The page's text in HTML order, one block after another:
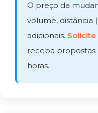
O preço da
volume, distância
adicionais.
receba propostas
horas.